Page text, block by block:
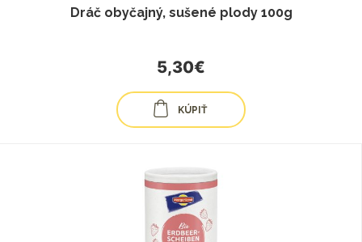
Dráč obyčajný, sušené plody 100g
5,30€
KÚPIŤ